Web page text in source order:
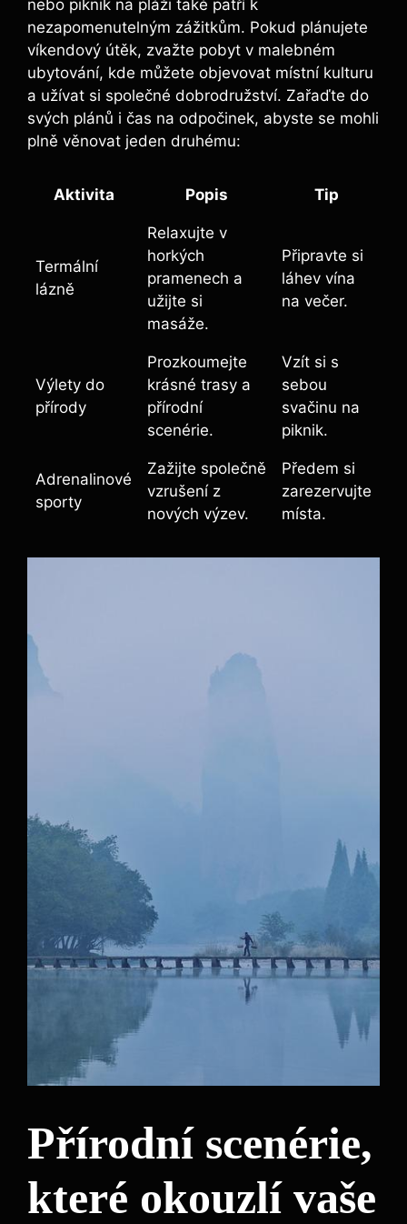
nebo piknik na pláži také⁤ patří k
nezapomenutelným zážitkům. Pokud plánujete
víkendový útěk, zvažte pobyt v malebném
ubytování,⁤ kde můžete​ objevovat místní kulturu
a užívat si společné dobrodružství. Zařaďte do
svých plánů i čas na odpočinek, abyste ​se mohli
plně věnovat jeden druhému:
Aktivita Popis Tip
Termální
lázně
Relaxujte v
horkých
pramenech‍ a
užijte si
masáže.
Připravte si
láhev vína
na večer.
Výlety do
přírody
Prozkoumejte
krásné trasy a
⁢přírodní
⁢scenérie.
Vzít si s
sebou
svačinu na
piknik.
Adrenalinové
⁤sporty
Zažijte společně
vzrušení z
nových výzev.
Předem si
zarezervujte
místa.
Přírodní scenérie,
které okouzlí vaše